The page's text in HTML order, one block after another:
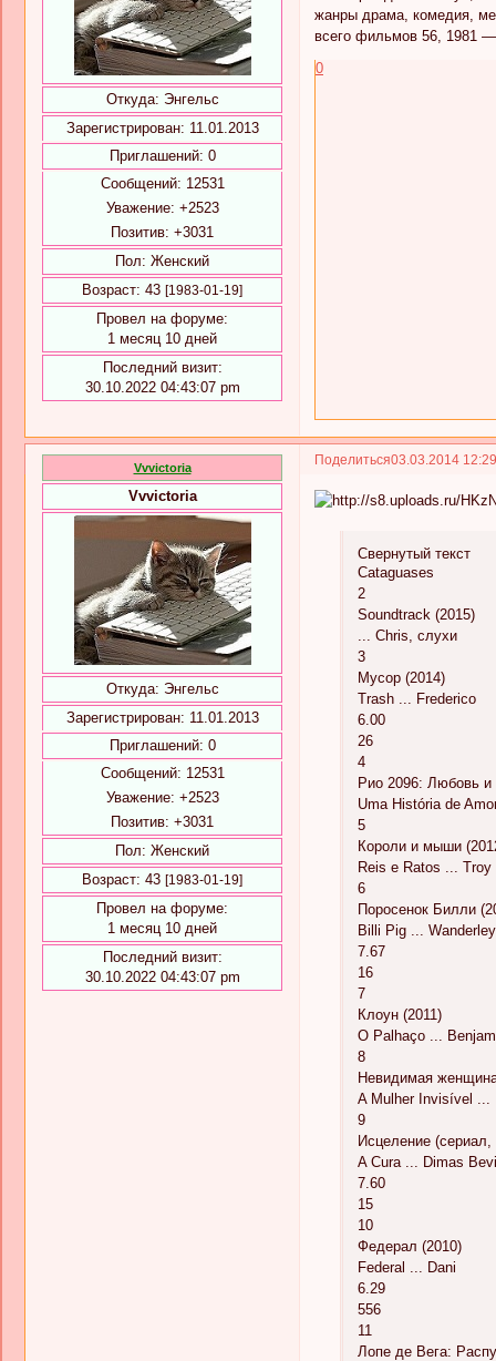
Откуда: Энгельс
Зарегистрирован: 11.01.2013
Приглашений: 0
Сообщений: 12531
Уважение: +2523
Позитив: +3031
Пол: Женский
Возраст: 43 [1983-01-19]
Провел на форуме:
1 месяц 10 дней
Последний визит:
30.10.2022 04:43:07 pm
жанры драма, комедия,
всего фильмов 56, 1981
0
Поделиться03.03.2014
Vvvictoria
Vvvictoria
Откуда: Энгельс
Зарегистрирован: 11.01.2013
Приглашений: 0
Сообщений: 12531
Уважение: +2523
Позитив: +3031
Пол: Женский
Возраст: 43 [1983-01-19]
Провел на форуме:
1 месяц 10 дней
Последний визит:
30.10.2022 04:43:07 pm
Свернутый текст
Cataguases
2
Soundtrack (2015)
... Chris, слухи
3
Мусор (2014)
Trash ... Frederico
6.00
26
4
Рио 2096: Любовь и
Uma História de
5
Короли и мыши
Reis e Ratos ...
6
Поросенок Билли
Billi Pig ... Wanderley
7.67
16
7
Клоун (2011)
O Palhaço ...
8
Невидимая
A Mulher Invisível ...
9
Исцеление (сериал,
A Cura ... Dimas
7.60
15
10
Федерал (2010)
Federal ... Dani
6.29
556
11
Лопе де Вега: